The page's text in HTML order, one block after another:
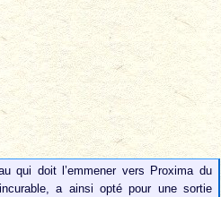
qui doit l’emmener vers Proxima du
a ainsi opté pour une sortie